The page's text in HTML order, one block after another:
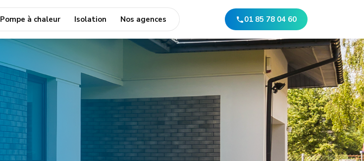
Pompe à chaleur Isolation Nos agences 01 85 78 04 60